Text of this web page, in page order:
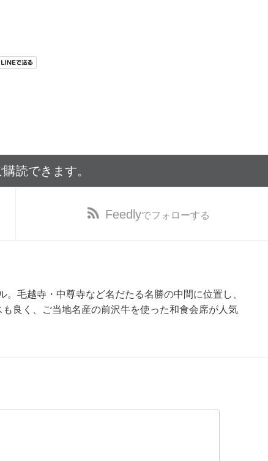
読できます。
Feedlyでフォローする
毛越寺・中尊寺など名だたる名勝の中間に位置し、
良く、ご当地名産の前沢牛を使った和食会席が人気